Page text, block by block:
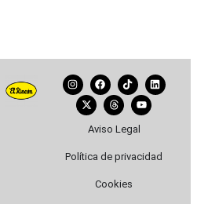
Aviso Legal
Política de privacidad
Cookies